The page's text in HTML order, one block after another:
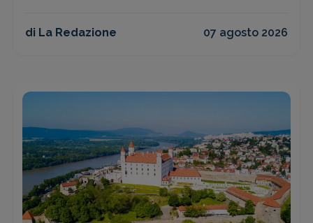
di La Redazione 07 agosto 2026